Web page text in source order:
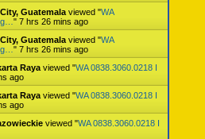
Guatemala viewed "WA
" 7 hrs 26 mins ago
Guatemala viewed "WA
" 7 hrs 26 mins ago
Raya viewed "WA 0838.3060.0218 I
ago
Raya viewed "WA 0838.3060.0218 I
ago
viewed "WA 0838.3060.0218 I